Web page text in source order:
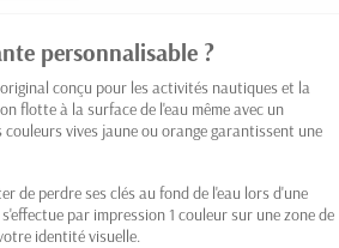
personnalisable ?
conçu pour les activités nautiques et la
flotte à la surface de l'eau même avec un
vives jaune ou orange garantissent une
de perdre ses clés au fond de l'eau lors d'une
par impression 1 couleur sur une zone de
identité visuelle.